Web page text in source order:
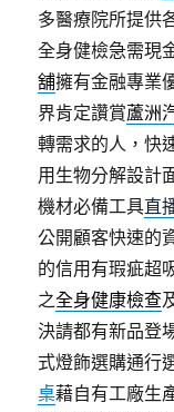
多醫療院所提供
全身健檢急需現
舖擁有金融專業
界肯定讚賞蘆洲
轉需求的人，快
用生物分解設計
機材必備工具直
公開顧客快速的
的信用有瑕疵超
之全身健康檢查
決請都有新品登
式燈飾選購通行
桌藉自有工廠生